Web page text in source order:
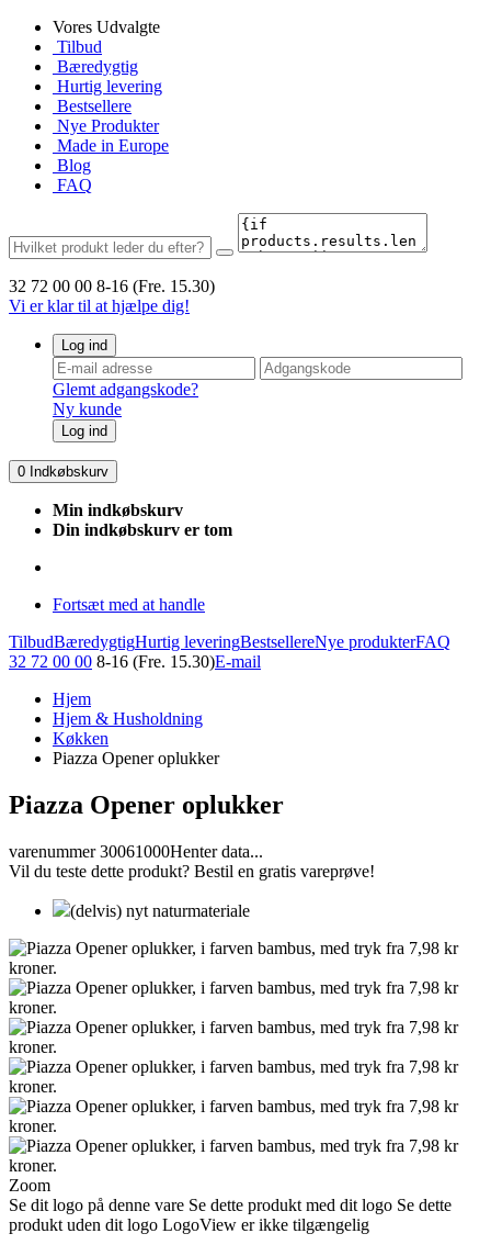
Vores Udvalgte
Tilbud
Bæredygtig
Hurtig levering
Bestsellere
Nye Produkter
Made in Europe
Blog
FAQ
32 72 00 00 8-16 (Fre. 15.30)
Vi er klar til at hjælpe dig!
Log ind
Glemt adgangskode?
Ny kunde
Log ind
0 Indkøbskurv
Min indkøbskurv
Din indkøbskurv er tom
Fortsæt med at handle
TilbudBæredygtigHurtig leveringBestsellereNye produkterFAQ
32 72 00 00 8-16 (Fre. 15.30)E-mail
Hjem
Hjem & Husholdning
Køkken
Piazza Opener oplukker
Piazza Opener oplukker
varenummer 30061000Henter data...
Vil du teste dette produkt? Bestil en gratis vareprøve!
(delvis) nyt naturmateriale
Zoom
Se dit logo på denne vare Se dette produkt med dit logo Se dette
produkt uden dit logo LogoView er ikke tilgængelig